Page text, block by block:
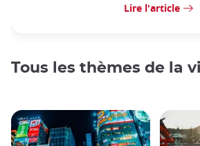
Lire l'article
Tous les thèmes de la